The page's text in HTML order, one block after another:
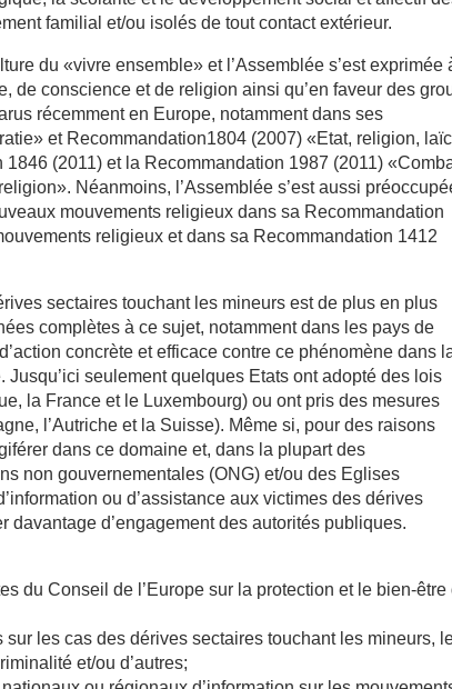
familial et/ou isolés de tout contact extérieur.
du «vivre ensemble» et l’Assemblée s’est exprimée
de conscience et de religion ainsi qu’en faveur des
récemment en Europe, notamment dans ses
et Recommandation1804 (2007) «Etat, religion,
(2011) et la Recommandation 1987 (2011)
Néanmoins, l’Assemblée s’est aussi
mouvements religieux dans sa Recommandation
religieux et dans sa Recommandation 1412
sectaires touchant les mineurs est de plus en plus
complètes à ce sujet, notamment dans les pays de
concrète et efficace contre ce phénomène dans
seulement quelques Etats ont adopté des lois
la France et le Luxembourg) ou ont pris des mesures
l’Autriche et la Suisse). Même si, pour des raisons
dans ce domaine et, dans la plupart des
non gouvernementales (ONG) et/ou des Eglises
ou d’assistance aux victimes des dérives
d’engagement des autorités publiques.
du Conseil de l’Europe sur la protection et le bien-être
les cas des dérives sectaires touchant les mineurs,
et/ou d’autres;